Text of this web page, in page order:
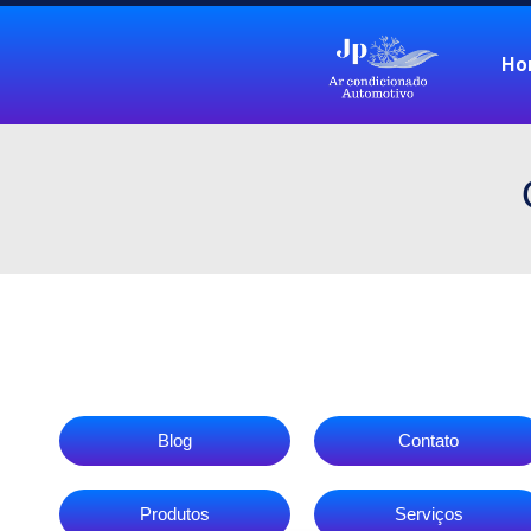
Blog Contato
Produtos Serviços